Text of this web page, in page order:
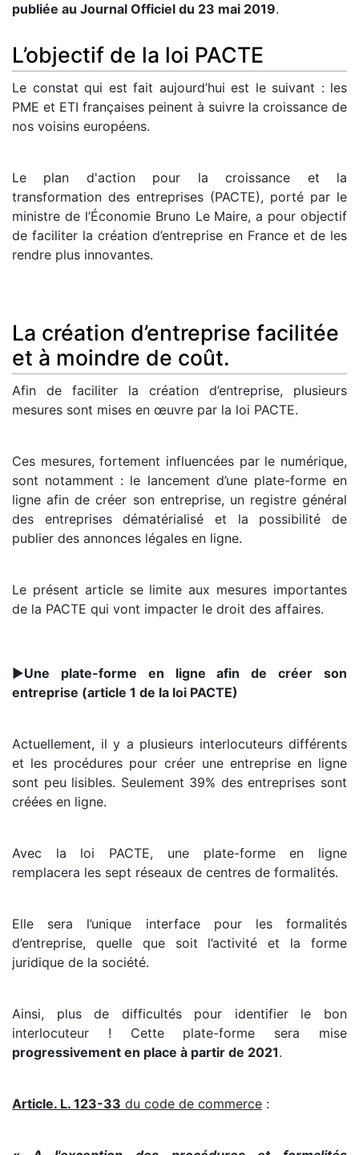
publiée au Journal Officiel du 23 mai 2019.
L’objectif de la loi PACTE
Le constat qui est fait aujourd’hui est le suivant : les
PME et ETI françaises peinent à suivre la croissance de
nos voisins européens.
Le plan d'action pour la croissance et la
transformation des entreprises (PACTE), porté par le
ministre de l’Économie Bruno Le Maire, a pour objectif
de faciliter la création d’entreprise en France et de les
rendre plus innovantes.
La création d’entreprise facilitée
et à moindre de coût.
Afin de faciliter la création d’entreprise, plusieurs
mesures sont mises en œuvre par la loi PACTE.
Ces mesures, fortement influencées par le numérique,
sont notamment : le lancement d’une plate-forme en
ligne afin de créer son entreprise, un registre général
des entreprises dématérialisé et la possibilité de
publier des annonces légales en ligne.
Le présent article se limite aux mesures importantes
de la PACTE qui vont impacter le droit des affaires.
►Une plate-forme en ligne afin de créer son
entreprise (article 1 de la loi PACTE)
Actuellement, il y a plusieurs interlocuteurs différents
et les procédures pour créer une entreprise en ligne
sont peu lisibles. Seulement 39% des entreprises sont
créées en ligne.
Avec la loi PACTE, une plate-forme en ligne
remplacera les sept réseaux de centres de formalités.
Elle sera l’unique interface pour les formalités
d’entreprise, quelle que soit l’activité et la forme
juridique de la société.
Ainsi, plus de difficultés pour identifier le bon
interlocuteur ! Cette plate-forme sera mise
progressivement en place à partir de 2021.
Article. L. 123-33 du code de commerce :